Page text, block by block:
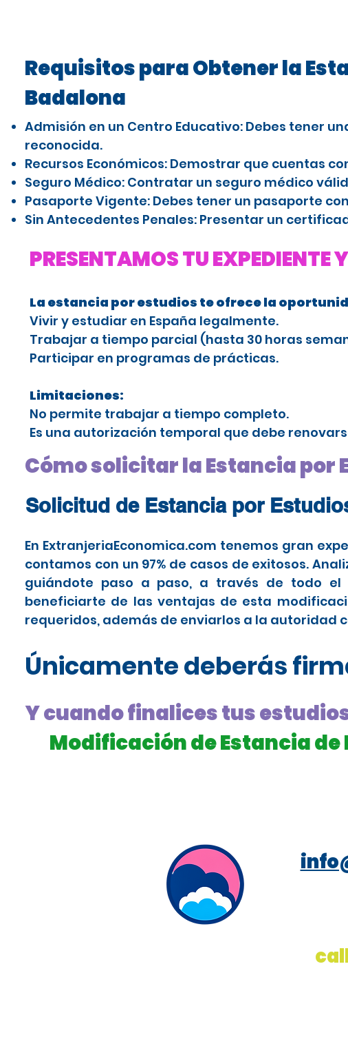
Requisitos para Obtener la
Badalona
Admisión en un Centro Educativo: Debes tener
reconocida.
Recursos Económicos: Demostrar que cuentas
Seguro Médico: Contratar un seguro médico
Pasaporte Vigente: Debes tener un pasaporte
Sin Antecedentes Penales: Presentar un
PRESENTAMOS TU
La estancia por estudios te ofrece la
Vivir y estudiar en España legalmente.
Trabajar a tiempo parcial (hasta 30 horas
Participar en programas de prácticas.
Limitaciones:
No permite trabajar a tiempo completo.
Es una autorización temporal que debe
Cómo solicitar la Estancia por
Solicitud de Estancia por
En ExtranjeriaEconomica.com tenemos gran
contamos con un 97% de casos de exitosos.
guiándote paso a paso, a través de todo el
beneficiarte de las ventajas de esta
requeridos, además de enviarlos a la autoridad
Únicamente deberás
Y cuando finalices tus
Modificación de Estancia